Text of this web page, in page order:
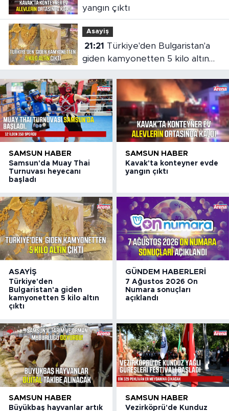
yangın çıktı
Asayiş
21:21
giden kamyonetten 5 kilo altın
çıktı
SAMSUN HABER
Samsun'da Muay Thai
Turnuvası heyecanı
başladı
SAMSUN HABER
Kavak'ta konteyner evde
yangın çıktı
ASAYIŞ
Türkiye'den
Bulgaristan'a giden
kamyonetten 5 kilo altın
çıktı
GÜNDEM HABERLERI
7 Ağustos 2026 On
Numara sonuçları
açıklandı
SAMSUN HABER
Büyükbaş hayvanlar artık
SAMSUN HABER
Vezirköprü'de Kunduz